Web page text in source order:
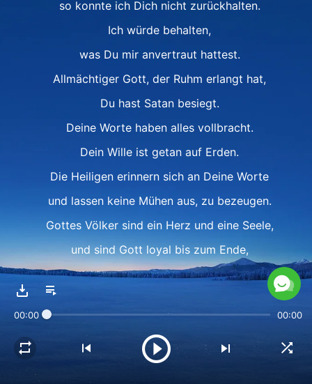
so konnte ich Dich nicht zurückhalten.
Ich würde behalten,
was Du mir anvertraut hattest.
Allmächtiger Gott, der Ruhm erlangt hat,
Du hast Satan besiegt.
Deine Worte haben alles vollbracht.
Dein Wille ist getan auf Erden.
Die Heiligen erinnern sich an Deine Worte
und lassen keine Mühen aus, zu bezeugen.
Gottes Völker sind ein Herz und eine Seele,
und sind Gott loyal bis zum Ende,
und sind Gott loyal bis zum Ende.
denke ich an den Preis, den Du bezahlt hast.
00:00 00:00